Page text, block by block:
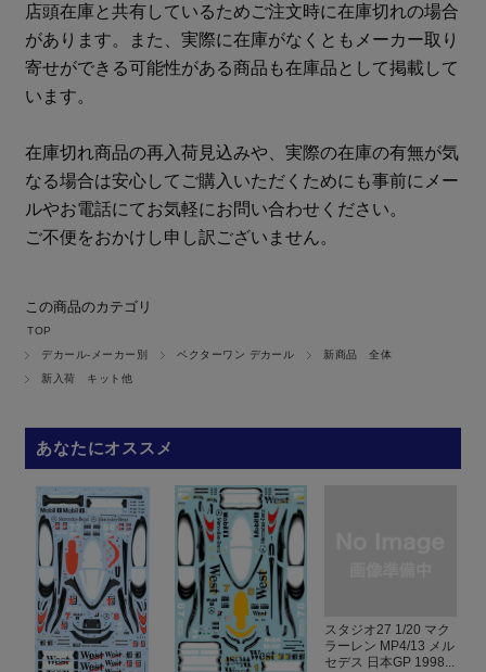
店頭在庫と共有しているためご注文時に在庫切れの場合
があります。また、実際に在庫がなくともメーカー取り
寄せができる可能性がある商品も在庫品として掲載して
います。
在庫切れ商品の再入荷見込みや、実際の在庫の有無が気
なる場合は安心してご購入いただくためにも事前にメー
ルやお電話にてお気軽にお問い合わせください。
ご不便をおかけし申し訳ございません。
この商品のカテゴリ
TOP
デカール-メーカー別
ベクターワン デカール
新商品 全体
新入荷 キット他
あなたにオススメ
スタジオ27 1/20 マク
ラーレン MP4/13 メル
セデス 日本GP 1998...